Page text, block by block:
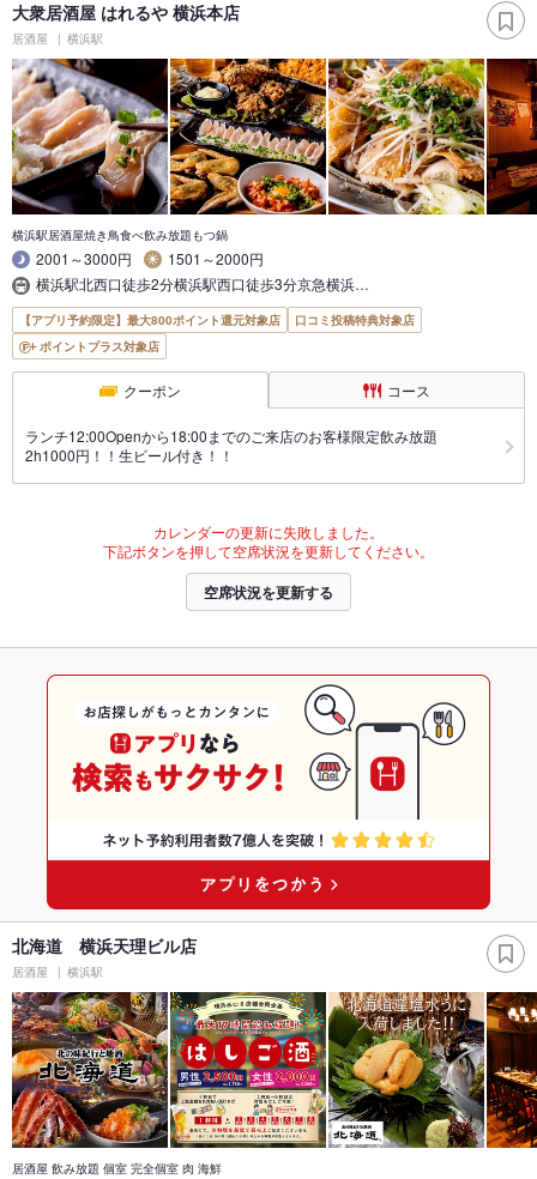
大衆居酒屋 はれるや 横浜本店
居酒屋 横浜駅
横浜駅居酒屋焼き鳥食べ飲み放題もつ鍋
2001～3000円
1501～2000円
横浜駅北西口徒歩2分横浜駅西口徒歩3分京急横浜…
【アプリ予約限定】最大800ポイント還元対象店
口コミ投稿特典対象店
ポイントプラス対象店
クーポン コース
ランチ12:00Openから18:00までのご来店のお客様限定飲み放題
2h1000円！！生ビール付き！！
カレンダーの更新に失敗しました。
下記ボタンを押して空席状況を更新してください。
空席状況を更新する
北海道 横浜天理ビル店
居酒屋 横浜駅
居酒屋 飲み放題 個室 完全個室 肉 海鮮